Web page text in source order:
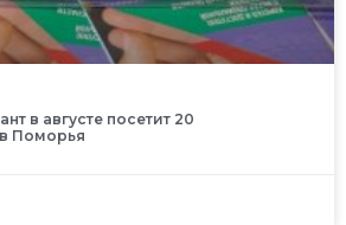
в августе посетит 20
Поморья